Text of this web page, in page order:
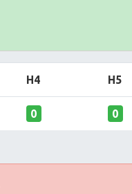
H4 H5
0 0